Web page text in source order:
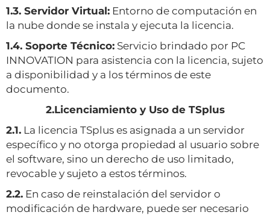
1.3. Servidor Virtual: Entorno de computación en
la nube donde se instala y ejecuta la licencia.
1.4. Soporte Técnico: Servicio brindado por PC
INNOVATION para asistencia con la licencia, sujeto
a disponibilidad y a los términos de este
documento.
2.Licenciamiento y Uso de TSplus
2.1. La licencia TSplus es asignada a un servidor
específico y no otorga propiedad al usuario sobre
el software, sino un derecho de uso limitado,
revocable y sujeto a estos términos.
2.2. En caso de reinstalación del servidor o
modificación de hardware, puede ser necesario